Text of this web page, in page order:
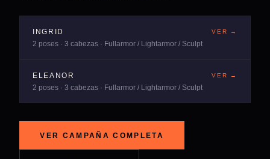
INGRID
2 poses · 3 cabezas · Fullarmor / Lightarmor / Sculpt
VER →
ELEANOR
2 poses · 3 cabezas · Fullarmor / Lightarmor / Sculpt
VER →
VER CAMPAÑA COMPLETA